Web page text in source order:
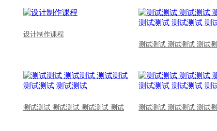
设计制作课程
测试测试 测试测试 测试
测试测试 测试测试 测试测试 测试 测试测试 测试测试 测试